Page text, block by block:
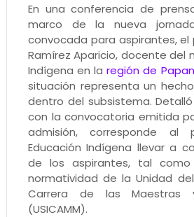
En una conferencia de
marco de la nueva
convocada para aspirantes, el
Ramírez Aparicio, docente del
Indígena en laregión de
situación representa un
dentro del subsistema.
con la convocatoria emitida
admisión, corresponde al
Educación Indígena llevar a
de los aspirantes, tal
normatividad de la Unidad
Carrera de las Maestras
(USICAMM).